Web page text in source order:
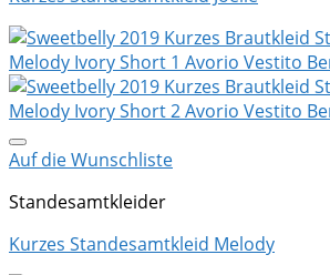
Auf die Wunschliste
Standesamtkleider
Kurzes Standesamtkleid Melody